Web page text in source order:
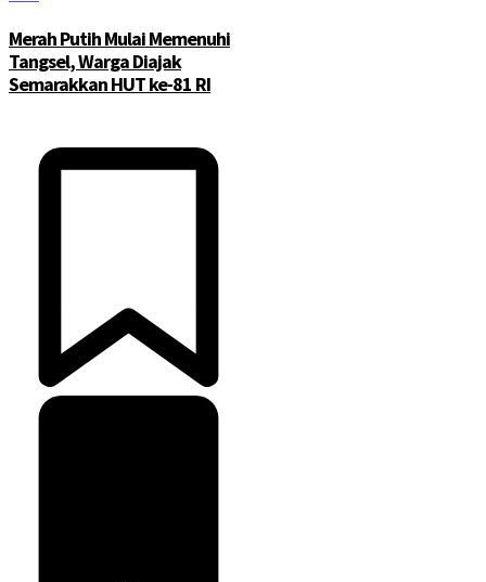
Merah Putih Mulai Memenuhi
Tangsel, Warga Diajak
Semarakkan HUT ke-81 RI